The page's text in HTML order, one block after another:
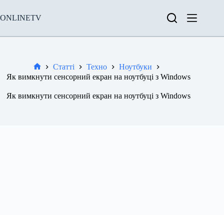
вмісту
ONLINETV
Новини
Статті Техно
Ноутбуки
Як вимкнути сенсорний екран на ноутбуці з Windows
Як вимкнути сенсорний екран на ноутбуці з Windows